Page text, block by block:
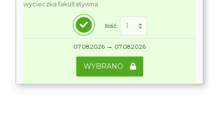
wycieczka fakultatywna
Ilość:
07.08.2026 → 07.08.2026
WYBRANO